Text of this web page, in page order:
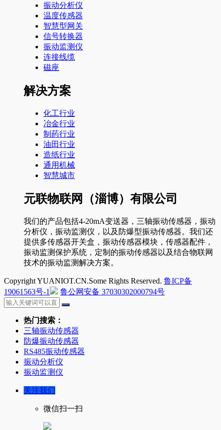
振动分析仪
温度传感器
智慧型网关
信号转换器
振动监测仪
连接线缆
磁座
解决方案
化工行业
冶金行业
制药行业
油田行业
造纸行业
通用机械
智慧城市
元联物联网（淄博）有限公司
我们的产品包括4-20mA变送器，三轴振动传感器，振动
分析仪，振动监测仪，以及防爆型振动传感器。我们还
提供多传感器开关盒，振动传感器模块，传感器配件，
振动监测保护系统，定制的振动传感器以及结合物联网
技术的振动监测解决方案。
Copyright YUANIOT.CN.Some Rights Reserved. 鲁ICP备
19061563号-1
鲁公网安备 37030302000794号
热门搜索：
三轴振动传感器
防爆振动传感器
RS485振动传感器
振动分析仪
振动监测仪
关注我们
微信扫一扫